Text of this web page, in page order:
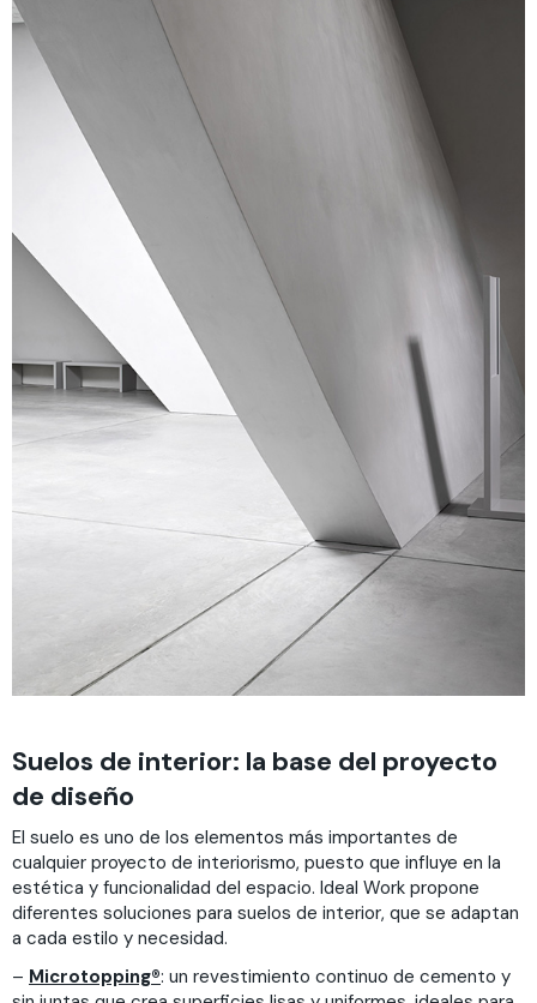
Suelos de interior: la base del proyecto
de diseño
El suelo es uno de los elementos más importantes de
cualquier proyecto de interiorismo, puesto que influye en la
estética y funcionalidad del espacio. Ideal Work propone
diferentes soluciones para suelos de interior, que se adaptan
a cada estilo y necesidad.
– Microtopping®: un revestimiento continuo de cemento y